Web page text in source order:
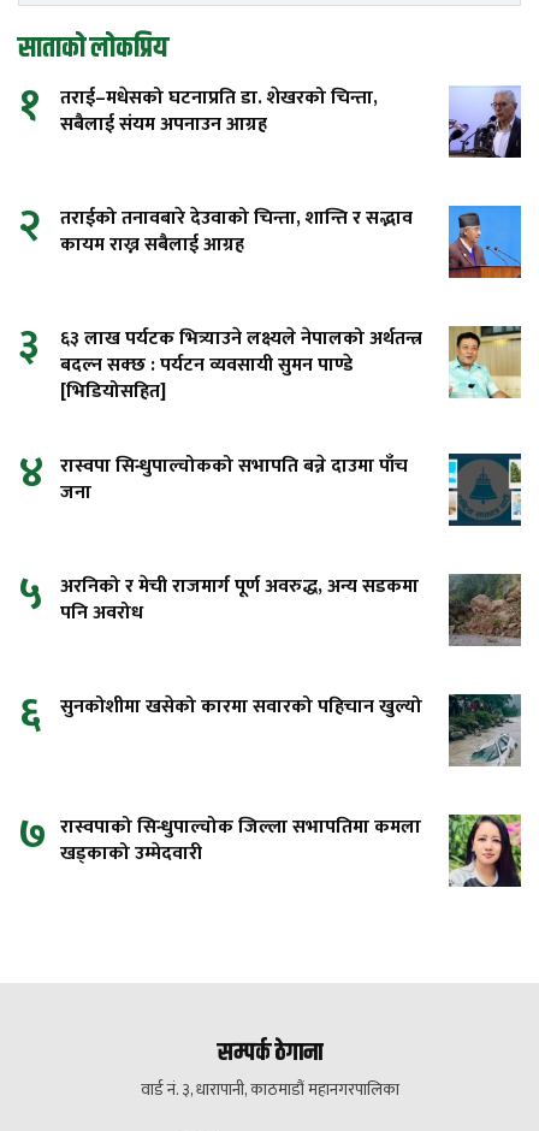
साताको लोकप्रिय
१
तराई–मधेसको घटनाप्रति डा. शेखरको चिन्ता,
सबैलाई संयम अपनाउन आग्रह
२
तराईको तनावबारे देउवाको चिन्ता, शान्ति र सद्भाव
कायम राख्न सबैलाई आग्रह
३
६३ लाख पर्यटक भित्र्याउने लक्ष्यले नेपालको अर्थतन्त्र
बदल्न सक्छ : पर्यटन व्यवसायी सुमन पाण्डे
[भिडियोसहित]
४ रास्वपा सिन्धुपाल्चोकको सभापति बन्ने दाउमा पाँच
जना
५ अरनिको र मेची राजमार्ग पूर्ण अवरुद्ध, अन्य सडकमा
पनि अवरोध
६ सुनकोशीमा खसेको कारमा सवारको पहिचान खुल्यो
७ रास्वपाको सिन्धुपाल्चोक जिल्ला सभापतिमा कमला
खड्काको उम्मेदवारी
सम्पर्क ठेगाना
वार्ड नं. ३, धारापानी, काठमाडौं महानगरपालिका